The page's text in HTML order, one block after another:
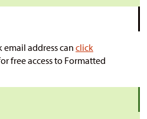
address can click
free access to Formatted